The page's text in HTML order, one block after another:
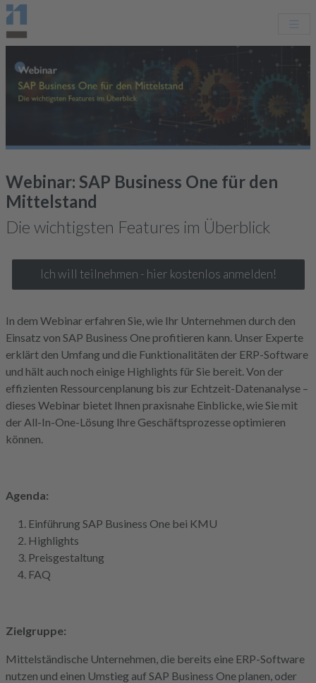
Webinar: SAP Business One für den
Mittelstand
Die wichtigsten Features im Überblick
Ich will teilnehmen - hier kostenlos anmelden!
In dem Webinar erfahren Sie, wie Ihr Unternehmen durch den
Einsatz von SAP Business One profitieren kann. Unser Experte
erklärt den Umfang und die Funktionalitäten der ERP-Software
und hält auch noch einige Highlights für Sie bereit. Von der
effizienten Ressourcenplanung bis zur Echtzeit-Datenanalyse –
dieses Webinar bietet Ihnen praxisnahe Einblicke, wie Sie mit
der All-In-One-Lösung Ihre Geschäftsprozesse optimieren
können.
Agenda:
Einführung SAP Business One bei KMU
Highlights
Preisgestaltung
FAQ
Zielgruppe:
Mittelständische Unternehmen, die bereits eine ERP-Software
nutzen und einen Umstieg auf SAP Business One planen, oder